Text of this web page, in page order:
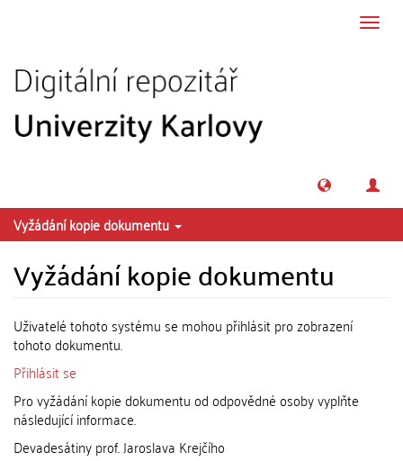
Vyžádání kopie dokumentu
Vyžádání kopie dokumentu
Uživatelé tohoto systému se mohou přihlásit pro zobrazení
tohoto dokumentu.
Přihlásit se
Pro vyžádání kopie dokumentu od odpovědné osoby vyplňte
následující informace.
Devadesátiny prof. Jaroslava Krejčího